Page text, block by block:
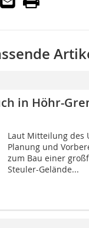
in Höhr-
Laut Mitteilung des
Planung und
zum Bau einer
Steuler-Gelände...